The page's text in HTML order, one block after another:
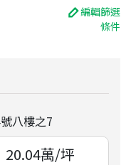
編輯篩選
條件
八樓之7
20.04萬/坪